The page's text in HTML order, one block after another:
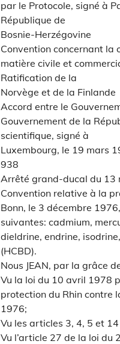
par le Protocole, signé à
République de
Bosnie-Herzégovine
Convention concernant la
matière civile et
Ratification de la
Norvège et de la Finlande
Accord entre le
Gouvernement de la
scientifique, signé à
Luxembourg, le 19 mars
938
Arrêté grand-ducal du 13
Convention relative à la
Bonn, le 3 décembre
suivantes: cadmium,
dieldrine, endrine,
(HCBD).
Nous JEAN, par la grâce
Vu la loi du 10 avril 1978
protection du Rhin contre
1976;
Vu les articles 3, 4, 5 et
Vu l’article 27 de la loi